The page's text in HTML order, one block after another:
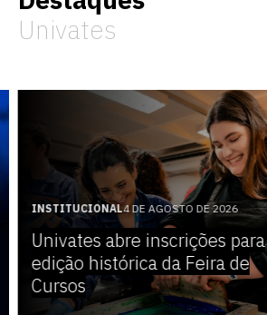
Univates
INSTITUCIONAL4 DE AGOSTO DE 2026
Univates abre inscrições para
edição histórica da Feira de
Cursos